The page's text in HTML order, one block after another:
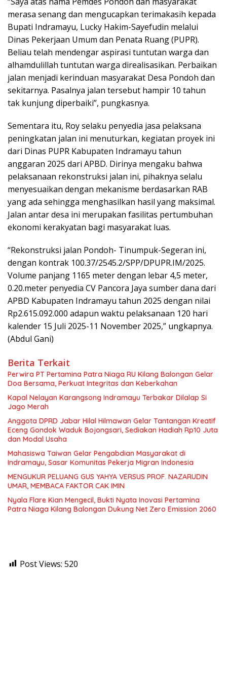
merasa senang dan mengucapkan terimakasih kepada
Bupati Indramayu, Lucky Hakim-Sayefudin melalui
Dinas Pekerjaan Umum dan Penata Ruang (PUPR).
Beliau telah mendengar aspirasi tuntutan warga dan
alhamdulillah tuntutan warga direalisasikan. Perbaikan
jalan menjadi kerinduan masyarakat Desa Pondoh dan
sekitarnya. Pasalnya jalan tersebut hampir 10 tahun
tak kunjung diperbaiki”, pungkasnya.
Sementara itu, Roy selaku penyedia jasa pelaksana
peningkatan jalan ini menuturkan, kegiatan proyek ini
dari Dinas PUPR Kabupaten Indramayu tahun
anggaran 2025 dari APBD. Dirinya mengaku bahwa
pelaksanaan rekonstruksi jalan ini, pihaknya selalu
menyesuaikan dengan mekanisme berdasarkan RAB
yang ada sehingga menghasilkan hasil yang maksimal.
Jalan antar desa ini merupakan fasilitas pertumbuhan
ekonomi kerakyatan bagi masyarakat luas.
“Rekonstruksi jalan Pondoh- Tinumpuk-Segeran ini,
dengan kontrak 100.37/2545.2/SPP/DPUPR.IM/2025.
Volume panjang 1165 meter dengan lebar 4,5 meter,
0.20.meter penyedia CV Pancora Jaya sumber dana dari
APBD Kabupaten Indramayu tahun 2025 dengan nilai
Rp2.615.092.000 adapun waktu pelaksanaan 120 hari
kalender 15 Juli 2025-11 November 2025,” ungkapnya.
(Abdul Gani)
Berita Terkait
Perwira PT Pertamina Patra Niaga RU Kilang Balongan Gelar
Doa Bersama, Perkuat Integritas dan Keberkahan
Kapal Nelayan Karangsong Indramayu Terbakar Dilalap Si
Jago Merah
Anggota DPRD Jabar Hilal Hilmawan Gelar Tantangan Kreatif
Eceng Gondok Waduk Bojongsari, Sediakan Hadiah Rp10 Juta
dan Modal Usaha
Mahasiswa Taiwan Gelar Pengabdian Masyarakat di
Indramayu, Sasar Komunitas Pekerja Migran Indonesia
MENGUKUR PELUANG GUS YAHYA VERSUS PROF. NAZARUDIN
UMAR, MEMBACA FAKTOR CAK IMIN
Nyala Flare Kian Mengecil, Bukti Nyata Inovasi Pertamina
Patra Niaga Kilang Balongan Dukung Net Zero Emission 2060
Post Views: 520